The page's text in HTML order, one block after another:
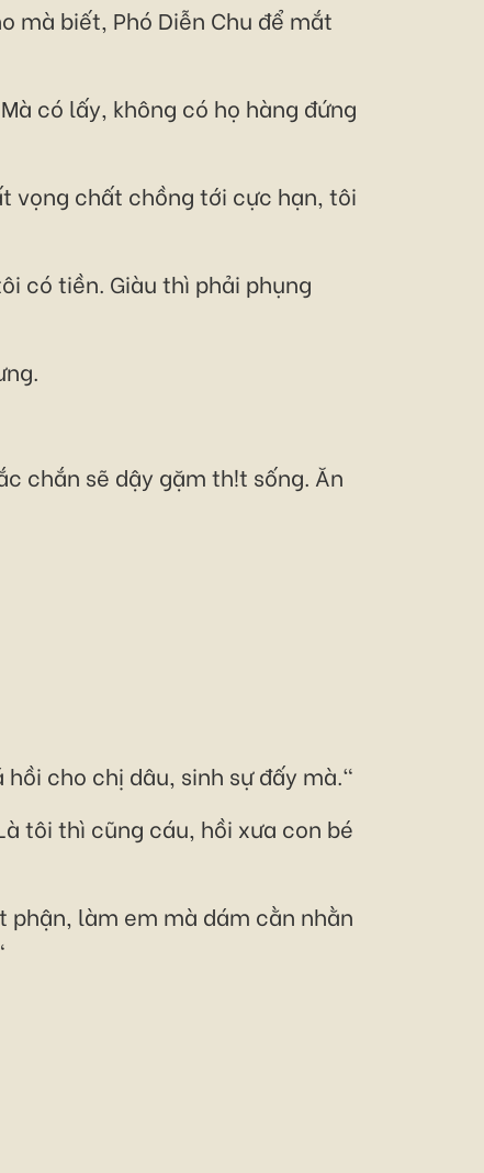
mà biết, Phó Diễn Chu để mắt
có lấy, không có họ hàng đứng
vọng chất chồng tới cực hạn, tôi
có tiền. Giàu thì phải phụng
chắn sẽ dậy gặm th!t sống. Ăn
cho chị dâu, sinh sự đấy mà."
tôi thì cũng cáu, hồi xưa con bé
phận, làm em mà dám cằn nhằn